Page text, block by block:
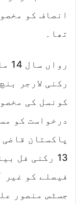
انصاف کو
تھا۔
رکنی لارجر
کونسل کی
درخواست کو
پاکستان
13 رکنی فل
فیصلے کو غیر
جسٹس منصور